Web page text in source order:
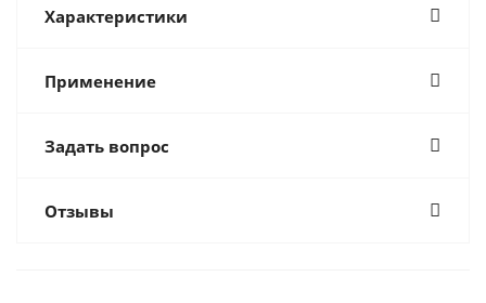
Характеристики
Применение
Задать вопрос
Отзывы